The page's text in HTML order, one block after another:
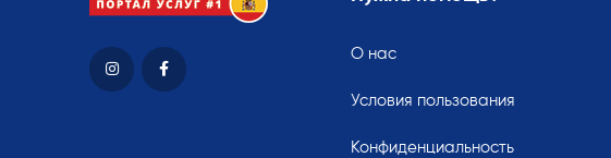
О нас
Условия пользования
Конфиденциальность